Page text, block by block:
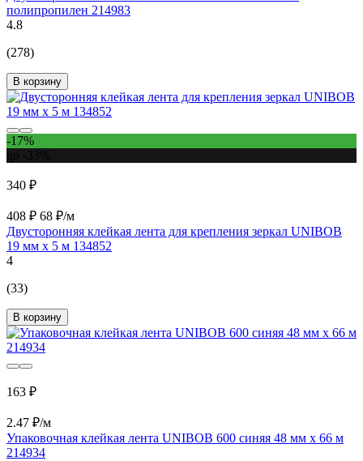
полипропилен 214983
4.8
(278)
В корзину
-17%
340 ₽
408 ₽ 68 ₽/м
Двусторонняя клейкая лента для крепления зеркал UNIBOB
19 мм х 5 м 134852
4
(33)
В корзину
163 ₽
2.47 ₽/м
Упаковочная клейкая лента UNIBOB 600 синяя 48 мм х 66 м
214934